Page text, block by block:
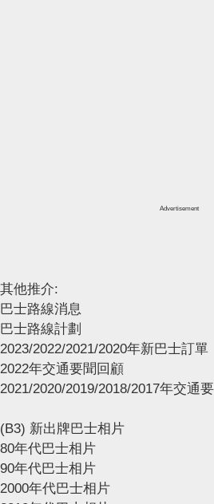
Advertisement
其他推介:
巴士路線消息
巴士路線計劃
2023/2022/2021/2020年新巴士訂單
2022年交通要聞回顧
2021/2020/2019/2018/2017年交通
(B3) 新出牌巴士相片
80年代巴士相片
90年代巴士相片
2000年代巴士相片